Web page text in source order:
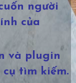
người
của
và plugin
cụ tìm kiếm.